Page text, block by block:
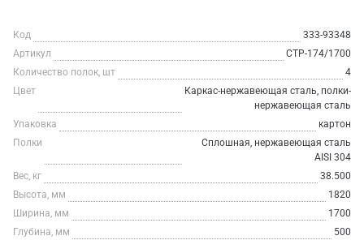
Код
333-93348
Артикул
СТР-174/1700
Количество полок, шт
4
Цвет
Каркас-нержавеющая сталь, полки-
нержавеющая сталь
Упаковка
картон
Полки
Сплошная, нержавеющая сталь
AISI 304
Вес, кг
38.500
Высота, мм
1820
Ширина, мм
1700
Глубина, мм
500